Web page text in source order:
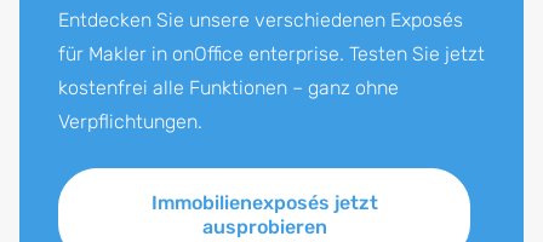
Entdecken Sie unsere verschiedenen Exposés
für Makler in onOffice enterprise. Testen Sie jetzt
kostenfrei alle Funktionen – ganz ohne
Verpflichtungen.
Immobilienexposés jetzt
ausprobieren